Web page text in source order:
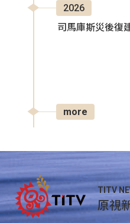
2026
司馬庫斯災後復
more
TITV
原視